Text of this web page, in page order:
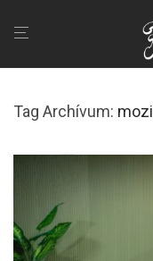
Tag Archívum: mozi